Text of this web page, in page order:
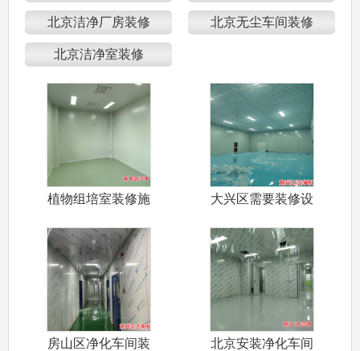
北京洁净厂房装修 北京无尘车间装修
北京洁净室装修
植物组培室装修施
大兴区需要装修设
房山区净化车间装
北京安装净化车间